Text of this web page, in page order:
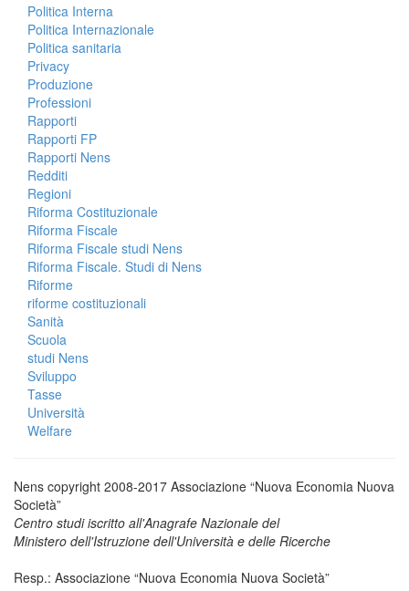
Politica Interna
Politica Internazionale
Politica sanitaria
Privacy
Produzione
Professioni
Rapporti
Rapporti FP
Rapporti Nens
Redditi
Regioni
Riforma Costituzionale
Riforma Fiscale
Riforma Fiscale studi Nens
Riforma Fiscale. Studi di Nens
Riforme
riforme costituzionali
Sanità
Scuola
studi Nens
Sviluppo
Tasse
Università
Welfare
Nens copyright 2008-2017 Associazione “Nuova Economia Nuova
Società”
Centro studi iscritto all'Anagrafe Nazionale del
Ministero dell'Istruzione dell'Università e delle Ricerche
Resp.: Associazione “Nuova Economia Nuova Società”